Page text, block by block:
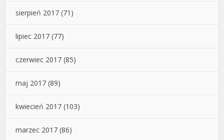
sierpień 2017 (71)
lipiec 2017 (77)
czerwiec 2017 (85)
maj 2017 (89)
kwiecień 2017 (103)
marzec 2017 (86)